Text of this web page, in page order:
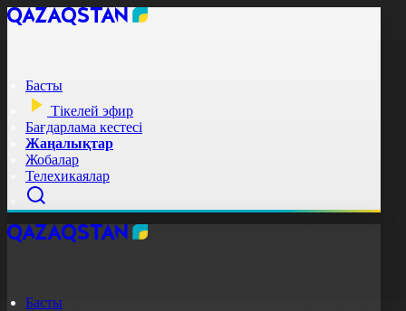
Басты
Тікелей эфир
Бағдарлама кестесі
Жаңалықтар
Жобалар
Телехикаялар
Басты